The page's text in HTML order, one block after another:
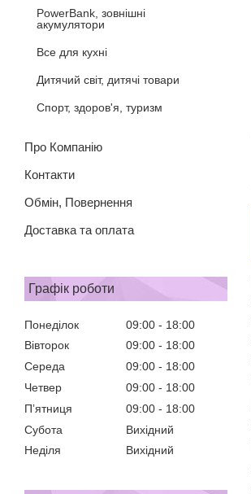
PowerBank, зовнішні
акумулятори
Все для кухні
Дитячий світ, дитячі товари
Спорт, здоров'я, туризм
Про Компанію
Контакти
Обмін, Повернення
Доставка та оплата
Графік роботи
Понеділок 09:00
18:00
Вівторок
09:00
18:00
Середа
09:00
18:00
Четвер
09:00
18:00
Пʼятниця
09:00
18:00
Субота
Вихідний
Неділя
Вихідний